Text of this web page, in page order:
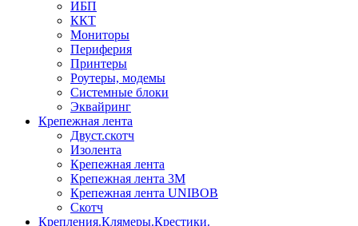
ИБП
ККТ
Мониторы
Периферия
Принтеры
Роутеры, модемы
Системные блоки
Эквайринг
Крепежная лента
Двуст.скотч
Изолента
Крепежная лента
Крепежная лента 3М
Крепежная лента UNIBOB
Скотч
Крепления.Клямеры.Крестики.